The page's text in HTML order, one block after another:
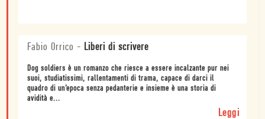
Fabio Orrico - Liberi di scrivere
Dog soldiers è un romanzo che riesce a essere incalzante pur nei
suoi, studiatissimi, rallentamenti di trama, capace di darci il
quadro di un’epoca senza pedanterie e insieme è una storia di
avidità e...
Leggi